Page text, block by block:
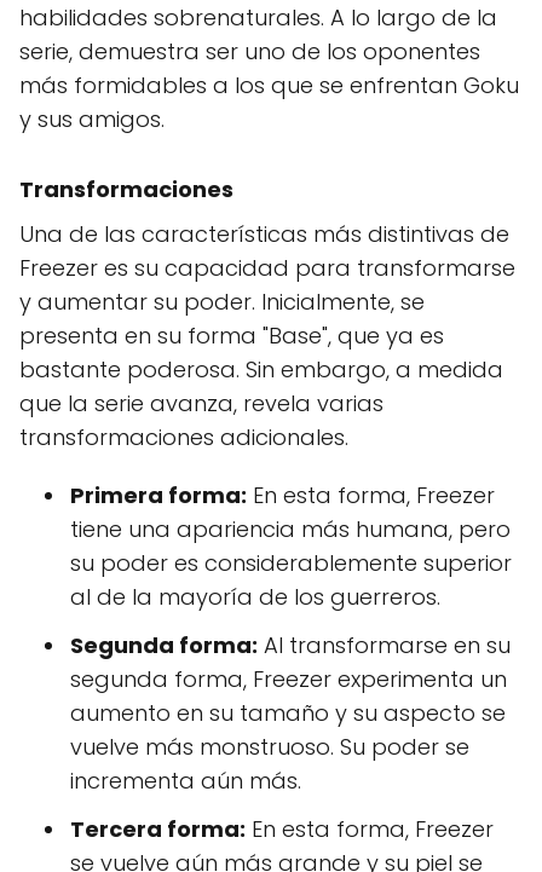
habilidades sobrenaturales. A lo largo de la
serie, demuestra ser uno de los oponentes
más formidables a los que se enfrentan Goku
y sus amigos.
Transformaciones
Una de las características más distintivas de
Freezer es su capacidad para transformarse
y aumentar su poder. Inicialmente, se
presenta en su forma "Base", que ya es
bastante poderosa. Sin embargo, a medida
que la serie avanza, revela varias
transformaciones adicionales.
Primera forma: En esta forma, Freezer
tiene una apariencia más humana, pero
su poder es considerablemente superior
al de la mayoría de los guerreros.
Segunda forma: Al transformarse en su
segunda forma, Freezer experimenta un
aumento en su tamaño y su aspecto se
vuelve más monstruoso. Su poder se
incrementa aún más.
Tercera forma: En esta forma, Freezer
se vuelve aún más grande y su piel se